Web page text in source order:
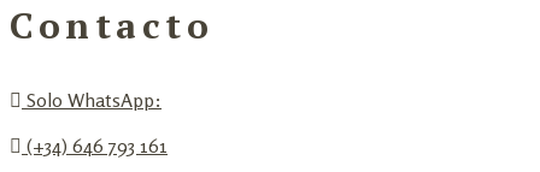
Contacto
Solo WhatsApp:
(+34) 646 793 161